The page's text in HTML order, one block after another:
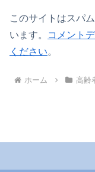
このサイトはスパ
います。
コメント
ください。
ホーム 高齢